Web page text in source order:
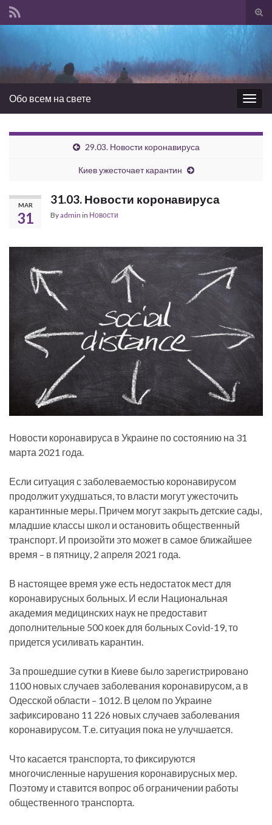
Обо всем на свете
29.03. Новости коронавируса
Киев ужесточает карантин
MAR
31
31.03. Новости коронавируса
Byadmin in Новости
Новости коронавируса в Украине по состоянию на 31
марта 2021 года.
Если ситуация с заболеваемостью коронавирусом
продолжит ухудшаться, то власти могут ужесточить
карантинные меры. Причем могут закрыть детские сады,
младшие классы школ и остановить общественный
транспорт. И произойти это может в самое ближайшее
время – в пятницу, 2 апреля 2021 года.
В настоящее время уже есть недостаток мест для
коронавирусных больных. И если Национальная
академия медицинских наук не предоставит
дополнительные 500 коек для больных Covid-19, то
придется усиливать карантин.
За прошедшие сутки в Киеве было зарегистрировано
1100 новых случаев заболевания коронавирусом, а в
Одесской области – 1012. В целом по Украине
зафиксировано 11 226 новых случаев заболевания
коронавирусом. Т.е. ситуация пока не улучшается.
Что касается транспорта, то фиксируются
многочисленные нарушения коронавирусных мер.
Поэтому и ставится вопрос об ограничении работы
общественного транспорта.